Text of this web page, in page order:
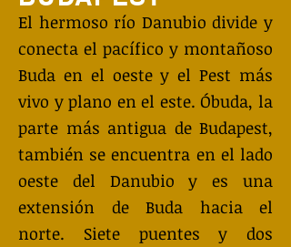
El hermoso río Danubio divide y
conecta el pacífico y montañoso
Buda en el oeste y el Pest más
vivo y plano en el este. Óbuda, la
parte más antigua de Budapest,
también se encuentra en el lado
oeste del Danubio y es una
extensión de Buda hacia el
norte. Siete puentes y dos